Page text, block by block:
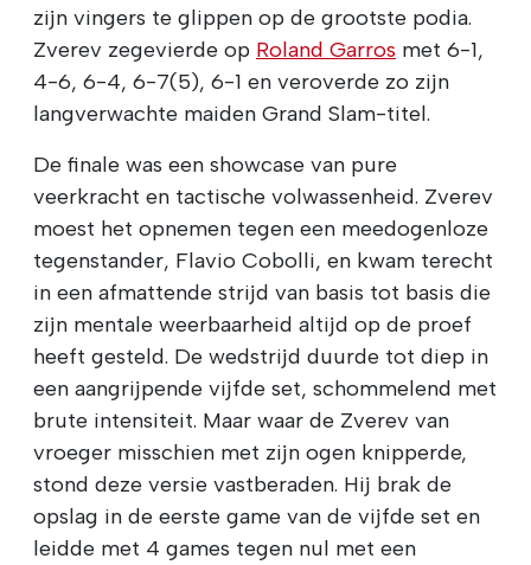
zijn vingers te glippen op de grootste podia.
Zverev zegevierde op Roland Garros met 6-1,
4-6, 6-4, 6-7(5), 6-1 en veroverde zo zijn
langverwachte maiden Grand Slam-titel.
De finale was een showcase van pure
veerkracht en tactische volwassenheid. Zverev
moest het opnemen tegen een meedogenloze
tegenstander, Flavio Cobolli, en kwam terecht
in een afmattende strijd van basis tot basis die
zijn mentale weerbaarheid altijd op de proef
heeft gesteld. De wedstrijd duurde tot diep in
een aangrijpende vijfde set, schommelend met
brute intensiteit. Maar waar de Zverev van
vroeger misschien met zijn ogen knipperde,
stond deze versie vastberaden. Hij brak de
opslag in de eerste game van de vijfde set en
leidde met 4 games tegen nul met een